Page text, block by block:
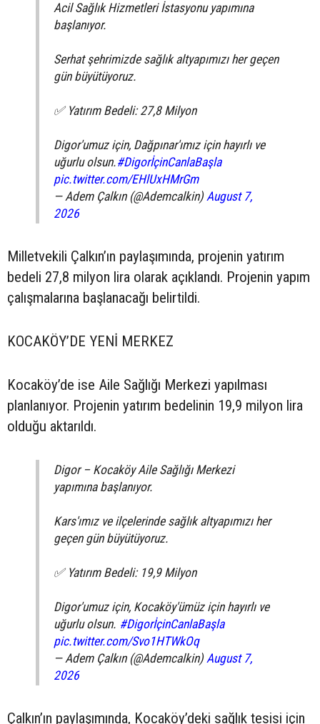
Acil Sağlık Hizmetleri İstasyonu yapımına
başlanıyor.
Serhat şehrimizde sağlık altyapımızı her geçen
gün büyütüyoruz.
✅ Yatırım Bedeli: 27,8 Milyon
Digor'umuz için, Dağpınar'ımız için hayırlı ve
uğurlu olsun.#DigorİçinCanlaBaşla
pic.twitter.com/EHlUxHMrGm
— Adem Çalkın (@Ademcalkin)August 7,
2026
Milletvekili Çalkın’ın paylaşımında, projenin yatırım
bedeli 27,8 milyon lira olarak açıklandı. Projenin yapım
çalışmalarına başlanacağı belirtildi.
KOCAKÖY’DE YENİ MERKEZ
Kocaköy’de ise Aile Sağlığı Merkezi yapılması
planlanıyor. Projenin yatırım bedelinin 19,9 milyon lira
olduğu aktarıldı.
Digor – Kocaköy Aile Sağlığı Merkezi
yapımına başlanıyor.
Kars'ımız ve ilçelerinde sağlık altyapımızı her
geçen gün büyütüyoruz.
✅ Yatırım Bedeli: 19,9 Milyon
Digor'umuz için, Kocaköy'ümüz için hayırlı ve
uğurlu olsun. #DigorİçinCanlaBaşla
pic.twitter.com/Svo1HTWkOq
— Adem Çalkın (@Ademcalkin)August 7,
2026
Çalkın’ın paylaşımında, Kocaköy’deki sağlık tesisi için